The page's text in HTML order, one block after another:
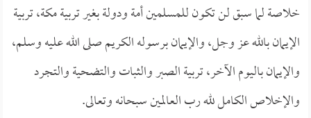
خلاصة لما سبق لن تكون للمسلمين أمة ودولة بغير تربية مكة، تربية
الإيمان بالله عز وجل، والإيمان برسوله الكريم صلى الله عليه وسلم،
والإيمان باليوم الآخر، تربية الصبر والثبات والتضحية والتجرد
والإخلاص الكامل لله رب العالمين سبحانه وتعالى.